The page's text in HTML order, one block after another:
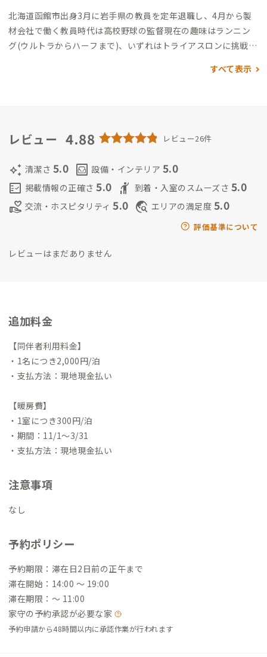
北海道函館市出身3月に岩手県の教員を定年退職し、4月から製
材会社で働く 教員時代は高校野球の監督現在の趣味はランニン
グ(ウルトラからハーフまで)、いずれはトライアスロンに挑戦し
パー、コンビニ、ドラッグストア、コインランドリーがありま
すべて表示
レビュー 4.88 レビュー26件
auto_awesome 清潔さ 5.0 living 設備・インテリア 5.0
fact_check 掲載情報の正確さ 5.0 hail 到着・入室のスムーズさ 5.0
volunteer_activism 交流・ホスピタリティ 5.0 travel_explore エリアの満足度 5.0
評価基準について
レビューはまだありません
追加料金
【同伴者利用料金】
・1名につき2,000円/泊
・支払方法：現地現金払い
【暖房費】
・1室につき300円/泊
・期間：11/1～3/31
・支払方法：現地現金払い
注意事項
なし
予約ポリシー
予約期限：滞在日2日前の正午まで
滞在開始：14:00 〜 19:00
滞在期限：〜 11:00
家守の予約承認が必要な家
予約申請から48時間以内に承認作業が行われます